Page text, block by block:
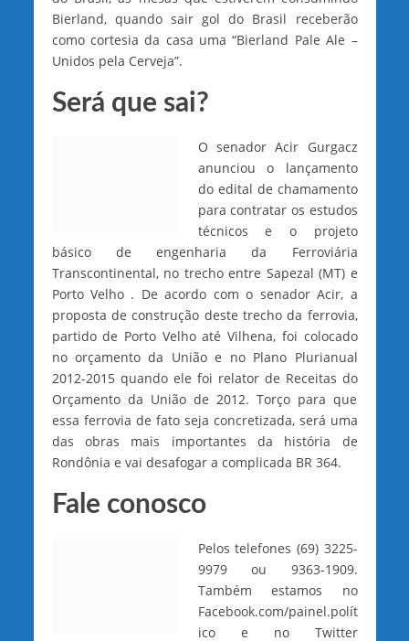
Bierland, quando sair gol do Brasil receberão
como cortesia da casa uma “Bierland Pale Ale –
Unidos pela Cerveja”.
Será que sai?
O senador Acir Gurgacz
anunciou o lançamento
do edital de chamamento
para contratar os estudos
técnicos e o projeto
básico de engenharia da Ferroviária
Transcontinental, no trecho entre Sapezal (MT) e
Porto Velho . De acordo com o senador Acir, a
proposta de construção deste trecho da ferrovia,
partido de Porto Velho até Vilhena, foi colocado
no orçamento da União e no Plano Plurianual
2012-2015 quando ele foi relator de Receitas do
Orçamento da União de 2012. Torço para que
essa ferrovia de fato seja concretizada, será uma
das obras mais importantes da história de
Rondônia e vai desafogar a complicada BR 364.
Fale conosco
Pelos telefones (69) 3225-
9979 ou 9363-1909.
Também estamos no
Facebook.com/painel.polít
ico e no Twitter